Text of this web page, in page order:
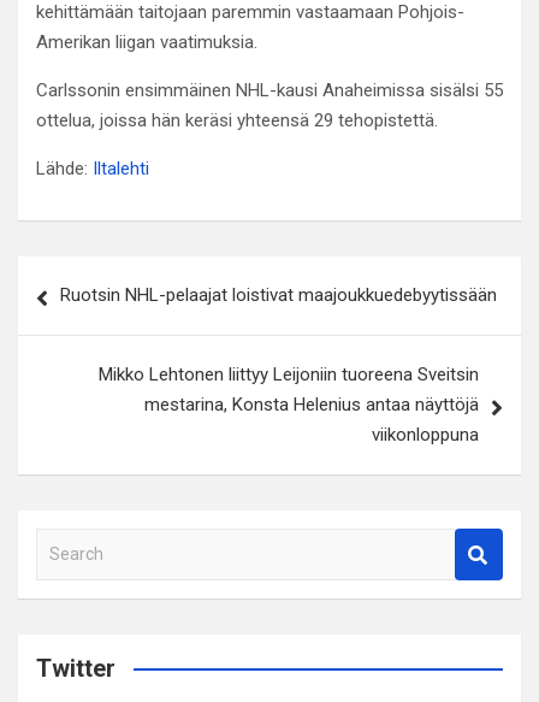
kehittämään taitojaan paremmin vastaamaan Pohjois-
Amerikan liigan vaatimuksia.
Carlssonin ensimmäinen NHL-kausi Anaheimissa sisälsi 55
ottelua, joissa hän keräsi yhteensä 29 tehopistettä.
Lähde: Iltalehti
selaus
Ruotsin NHL-pelaajat loistivat maajoukkuedebyytissään
Mikko Lehtonen liittyy Leijoniin tuoreena Sveitsin
mestarina, Konsta Helenius antaa näyttöjä
viikonloppuna
a
c
Twitter